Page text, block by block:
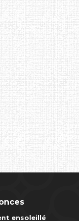
ensoleillé